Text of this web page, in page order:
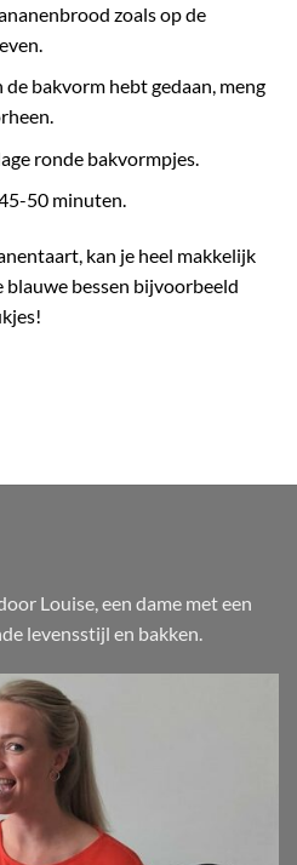
zoals op de
de bakvorm hebt gedaan, meng
ronde bakvormpjes.
50 minuten.
kan je heel makkelijk
blauwe bessen bijvoorbeeld
Louise, een dame met een
levensstijl en bakken.